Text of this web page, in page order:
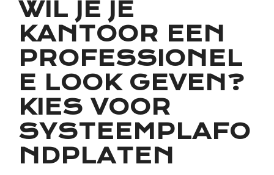
WIL JE JE
KANTOOR EEN
PROFESSIONEL
E LOOK GEVEN?
KIES VOOR
SYSTEEMPLAFO
NDPLATEN